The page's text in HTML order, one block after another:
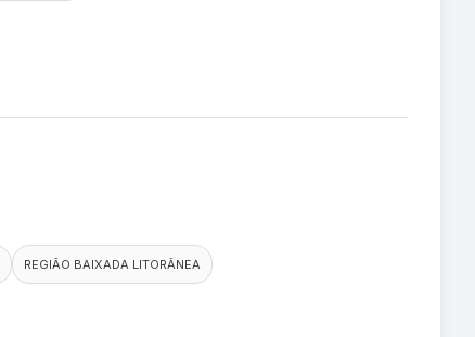
REGIÃO BAIXADA LITORÂNEA